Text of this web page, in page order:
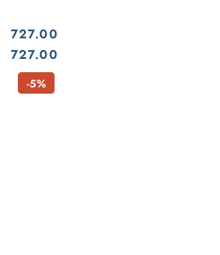
Cena:
727.00
Cena:
727.00
-5%